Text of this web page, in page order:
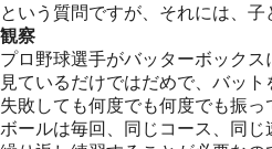
という質問ですが、それには、
観察
プロ野球選手がバッターボック
見ているだけではだめで、バット
失敗しても何度でも何度でも振っ
ボールは毎回、同じコース、同